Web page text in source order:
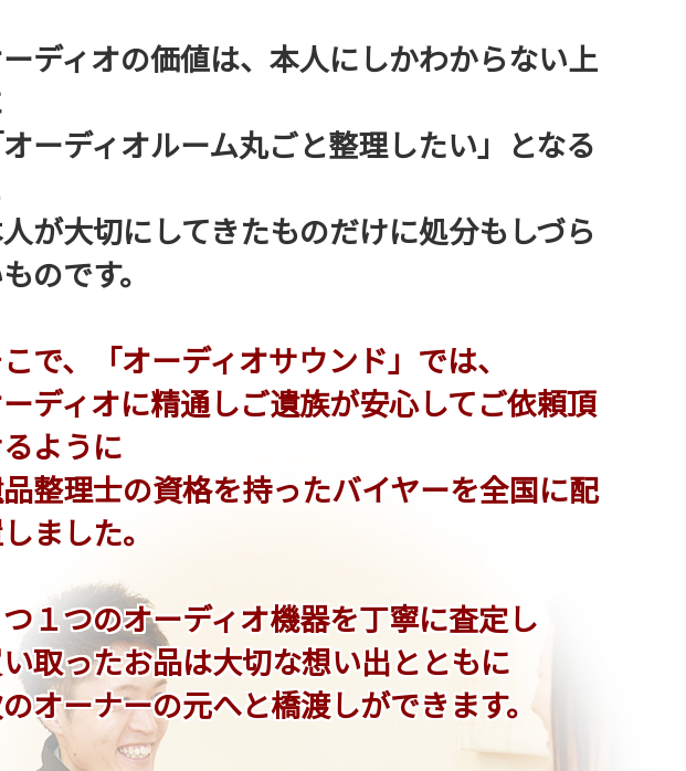
ディオの価値は、本人にしかわからない上
オーディオルーム丸ごと整理したい」となる
が大切にしてきたものだけに処分もしづら
のです。
で、「オーディオサウンド」では、
ディオに精通しご遺族が安心してご依頼頂
ように
整理士の資格を持ったバイヤーを全国に配
ました。
つ１つのオーディオ機器を丁寧に査定し
取ったお品は大切な想い出とともに
オーナーの元へと橋渡しができます。